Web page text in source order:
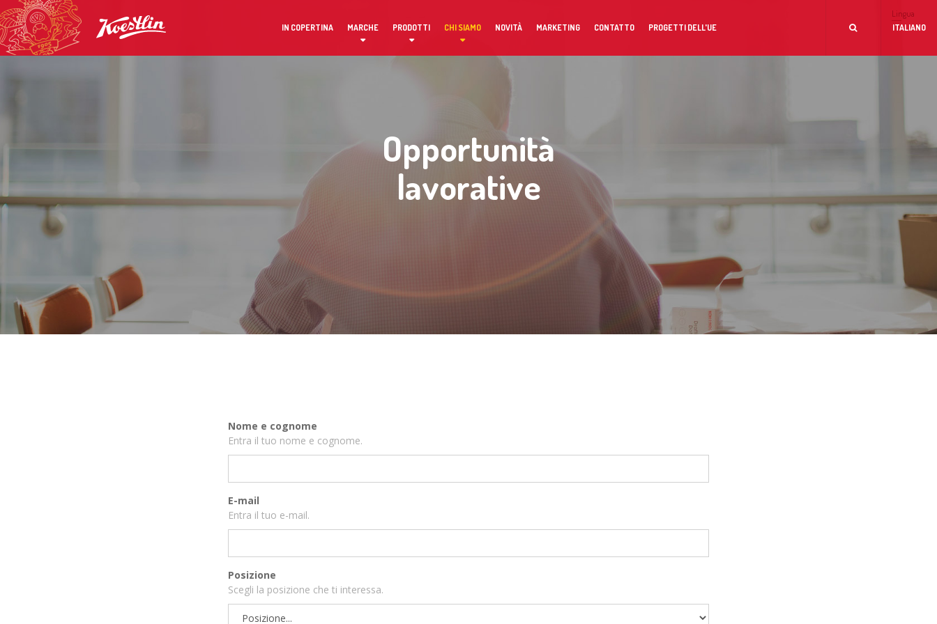
IN COPERTINA MARCHE PRODOTTI CHI SIAMO NOVITÀ MARKETING CONTATTO PROGETTI DELL'UE
Lingua
ITALIANO
Opportunità
lavorative
Nome e cognome
Entra il tuo nome e cognome.
E-mail
Entra il tuo e-mail.
Posizione
Scegli la posizione che ti interessa.